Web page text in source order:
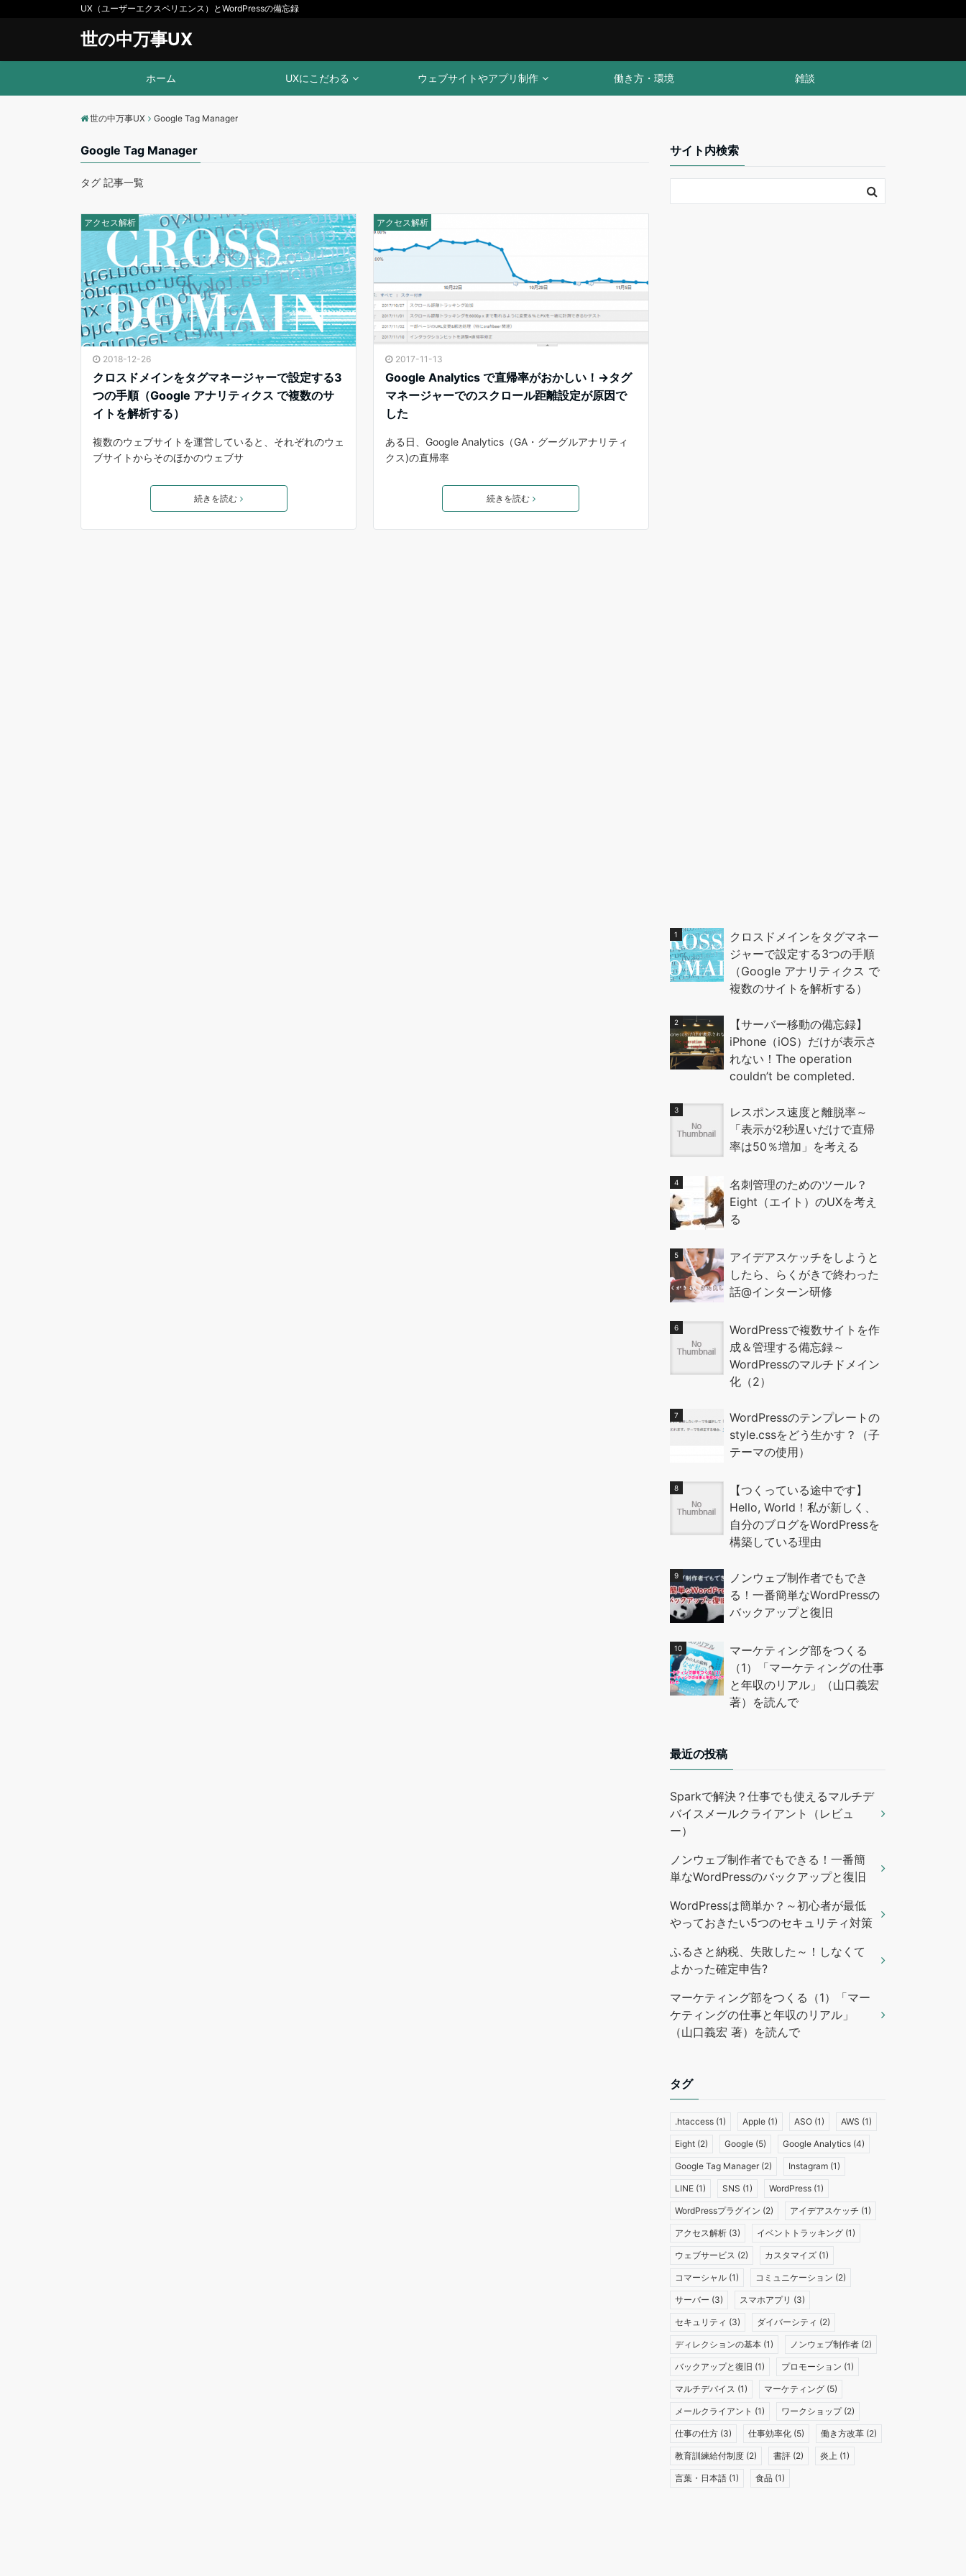
UX（ユーザーエクスペリエンス）とWordPressの備忘録
世の中万事UX
ホーム UXにこだわる ウェブサイトやアプリ制作 働き方・環境 雑談
世の中万事UX Google Tag Manager
Google Tag Manager
タグ 記事一覧
アクセス解析
2018-12-26
クロスドメインをタグマネージャーで設定する3
つの手順（Google アナリティクス で複数のサ
イトを解析する）
複数のウェブサイトを運営していると、それぞれのウェ
ブサイトからそのほかのウェブサ
続きを読む
アクセス解析
2017-11-13
Google Analytics で直帰率がおかしい！→タグ
マネージャーでのスクロール距離設定が原因で
した
ある日、Google Analytics（GA・グーグルアナリティ
クス)の直帰率
続きを読む
サイト内検索
クロスドメインをタグマネー
ジャーで設定する3つの手順
（Google アナリティクス で
複数のサイトを解析する）
【サーバー移動の備忘録】
iPhone（iOS）だけが表示さ
れない！The operation
couldn’t be completed.
レスポンス速度と離脱率～
「表示が2秒遅いだけで直帰
率は50％増加」を考える
名刺管理のためのツール？
Eight（エイト）のUXを考え
る
アイデアスケッチをしようと
したら、らくがきで終わった
話@インターン研修
WordPressで複数サイトを作
成＆管理する備忘録～
WordPressのマルチドメイン
化（2）
WordPressのテンプレートの
style.cssをどう生かす？（子
テーマの使用）
【つくっている途中です】
Hello, World！私が新しく、
自分のブログをWordPressを
構築している理由
ノンウェブ制作者でもでき
る！一番簡単なWordPressの
バックアップと復旧
マーケティング部をつくる
（1）「マーケティングの仕事
と年収のリアル」（山口義宏
著）を読んで
最近の投稿
Sparkで解決？仕事でも使えるマルチデ
バイスメールクライアント（レビュ
ー）
ノンウェブ制作者でもできる！一番簡
単なWordPressのバックアップと復旧
WordPressは簡単か？～初心者が最低
やっておきたい5つのセキュリティ対策
ふるさと納税、失敗した～！しなくて
よかった確定申告?
マーケティング部をつくる（1）「マー
ケティングの仕事と年収のリアル」
（山口義宏 著）を読んで
タグ
.htaccess (1) Apple (1) ASO (1) AWS (1)
Eight (2) Google (5) Google Analytics (4)
Google Tag Manager(2) Instagram (1)
LINE (1) SNS (1) WordPress (1)
WordPressプラグイン (2) アイデアスケッチ (1)
アクセス解析 (3) イベントトラッキング (1)
ウェブサービス (2) カスタマイズ (1)
コマーシャル (1) コミュニケーション (2)
サーバー (3) スマホアプリ (3)
セキュリティ (3) ダイバーシティ (2)
ディレクションの基本 (1) ノンウェブ制作者 (2)
バックアップと復旧 (1) プロモーション (1)
マルチデバイス (1) マーケティング (5)
メールクライアント (1) ワークショップ(2)
仕事の仕方 (3) 仕事効率化 (5) 働き方改革 (2)
教育訓練給付制度 (2) 書評 (2) 炎上 (1)
言葉・日本語 (1) 食品 (1)